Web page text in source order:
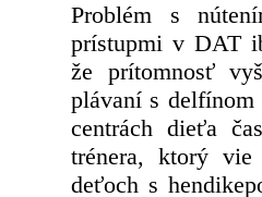
Problém s
prístupmi v DAT
že prítomnosť
plávaní s
centrách dieťa
trénera, ktorý
deťoch s